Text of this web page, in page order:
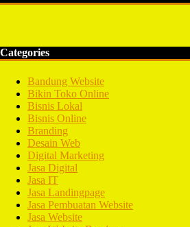
Categories
Bandung Website
Bikin Toko Online
Bisnis Lokal
Bisnis Online
Branding
Desain Web
Digital Marketing
Jasa Digital
Jasa IT
Jasa Landingpage
Jasa Pembuatan Website
Jasa Website